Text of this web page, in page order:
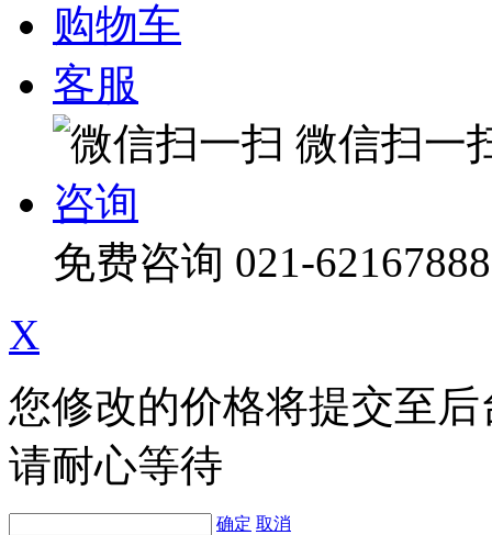
购物车
客服
微信扫一
咨询
免费咨询 021-62167888
X
您修改的价格将提交至
请耐心等待
确定 取消